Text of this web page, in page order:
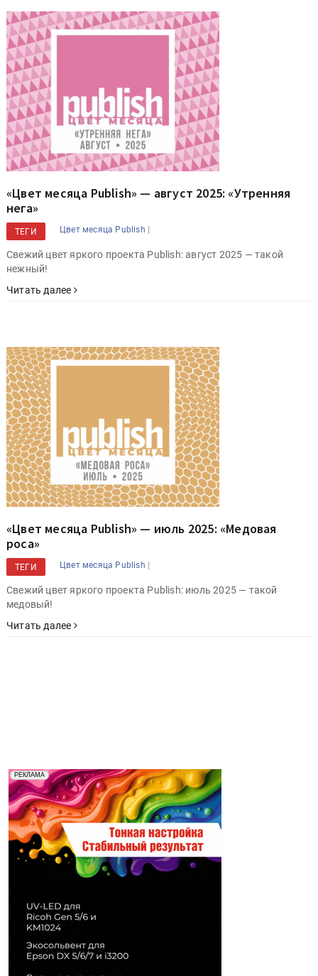
«Цвет месяца Publish» — август 2025: «Утренняя
нега»
ТЕГИ Цвет месяца Publish |
Свежий цвет яркого проекта Publish: август 2025 — такой
нежный!
Читать далее
«Цвет месяца Publish» — июль 2025: «Медовая
роса»
ТЕГИ Цвет месяца Publish |
Свежий цвет яркого проекта Publish: июль 2025 — такой
медовый!
Читать далее
РЕКЛАМА
Реклама. Рекламодатель ООО "Передовые Системы
Печати" erid: 2SDnjd2d4Qz